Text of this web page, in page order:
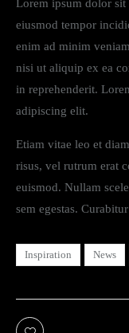
t
e
c
l
i
a
a
s
u
e
n
Lorem ipsum dolor sit
eiusmod tempor
enim ad minim
nisi ut aliquip ex ea
in reprehenderit.
adipiscing elit.
Etiam vitae leo et
risus, vel rutrum erat
euismod. Nullam
sem egestas.
Inspiration News